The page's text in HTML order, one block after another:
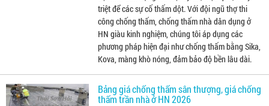
triệt để các sự cố thấm dột. Với đội ngũ thợ thi
công chống thấm, chống thấm nhà dân dụng ở
HN giàu kinh nghiệm, chúng tôi áp dụng các
phương pháp hiện đại như chống thấm bằng Sika,
Kova, màng khò nóng, đảm bảo độ bền lâu dài.
Bảng giá chống thấm sân thượng, giá chống
thấm trần nhà ở HN 2026